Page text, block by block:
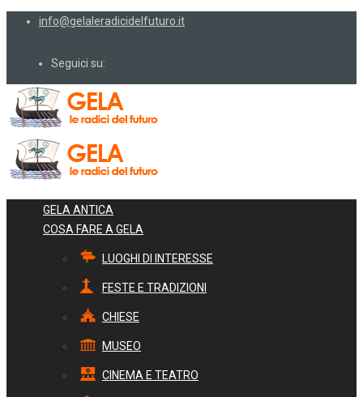
info@gelaleradicidelfuturo.it
Seguici su:
GELA ANTICA
COSA FARE A GELA
LUOGHI DI INTERESSE
FESTE E TRADIZIONI
CHIESE
MUSEO
CINEMA E TEATRO